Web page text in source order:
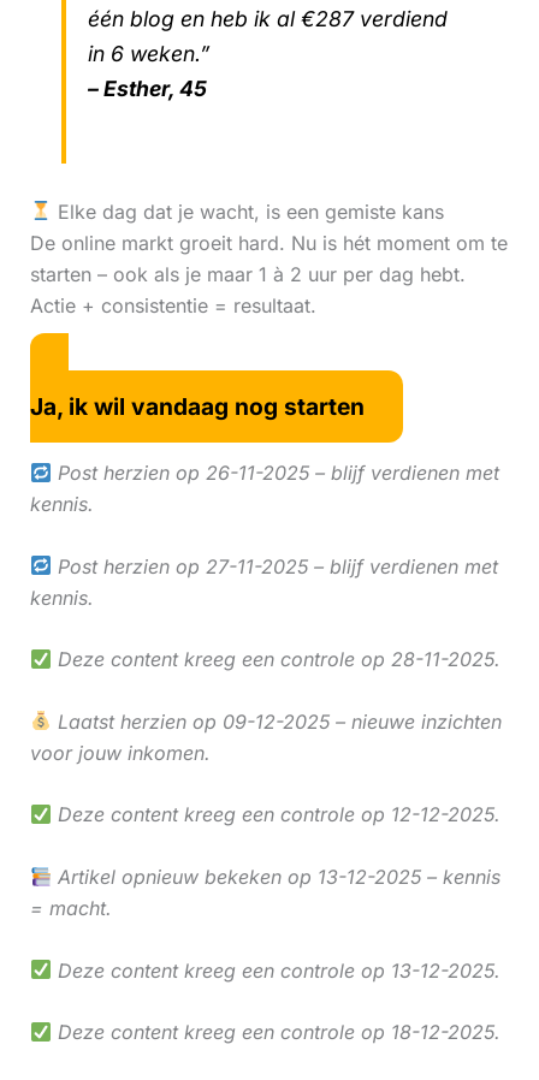
één blog en heb ik al €287 verdiend
in 6 weken.”
– Esther, 45
Elke dag dat je wacht, is een gemiste kans
De online markt groeit hard. Nu is hét moment om te
starten – ook als je maar 1 à 2 uur per dag hebt.
Actie + consistentie = resultaat.
Ja, ik wil vandaag nog starten
Post herzien op 26-11-2025 – blijf verdienen met
kennis.
Post herzien op 27-11-2025 – blijf verdienen met
kennis.
Deze content kreeg een controle op 28-11-2025.
Laatst herzien op 09-12-2025 – nieuwe inzichten
voor jouw inkomen.
Deze content kreeg een controle op 12-12-2025.
Artikel opnieuw bekeken op 13-12-2025 – kennis
= macht.
Deze content kreeg een controle op 13-12-2025.
Deze content kreeg een controle op 18-12-2025.